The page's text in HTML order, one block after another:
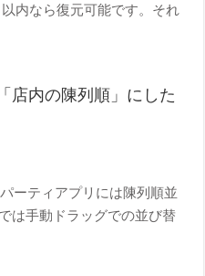
内なら復元可能です。それ
店内の陳列順」にした
ーティアプリには陳列順並
は手動ドラッグでの並び替